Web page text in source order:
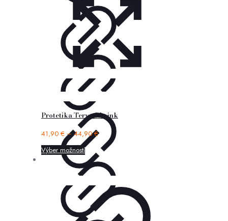
Protetika Tery old pink
41,90 € –44,90€
Výber možností